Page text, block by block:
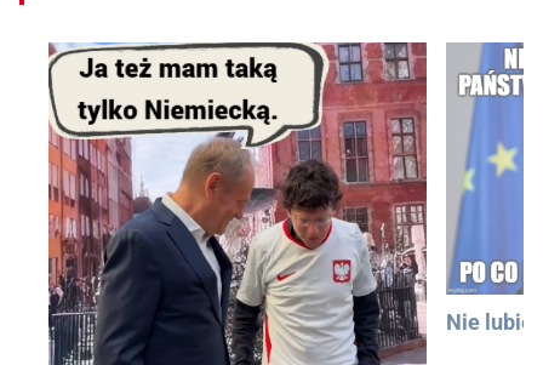
Nie lubię